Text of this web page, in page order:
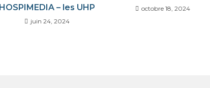
HOSPIMEDIA – les UHP
juin 24, 2024
octobre 18, 2024